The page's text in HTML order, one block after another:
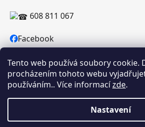
Tento web používá soubory cookie.
procházením tohoto webu
používáním.. Více informacízde.
Nastavení
608 811 067
Facebook
Vytvořil
RYBICKAR.CZ
vyhrazena.